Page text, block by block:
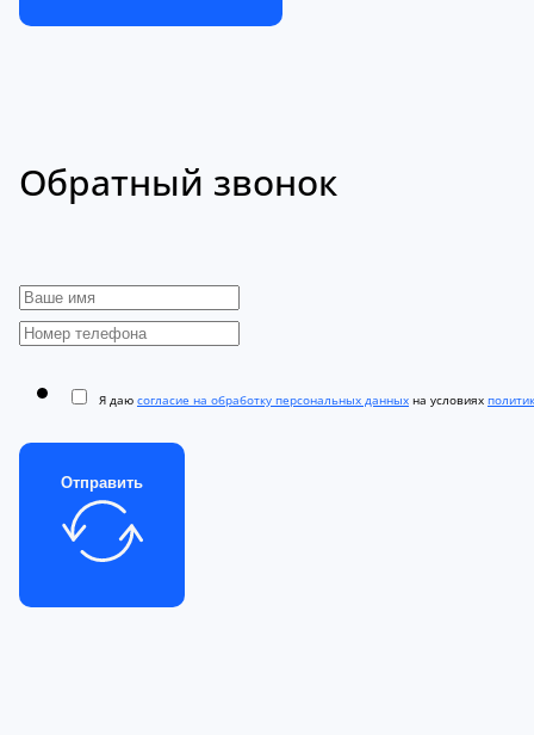
Обратный звонок
Я даю согласие на обработку персональных данных на условиях
Отправить